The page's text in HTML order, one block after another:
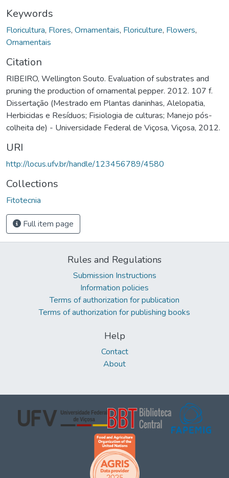
Keywords
Floricultura, Flores, Ornamentais, Floriculture, Flowers,
Ornamentais
Citation
RIBEIRO, Wellington Souto. Evaluation of substrates and
pruning the production of ornamental pepper. 2012. 107 f.
Dissertação (Mestrado em Plantas daninhas, Alelopatia,
Herbicidas e Resíduos; Fisiologia de culturas; Manejo pós-
colheita de) - Universidade Federal de Viçosa, Viçosa, 2012.
URI
http://locus.ufv.br/handle/123456789/4580
Collections
Fitotecnia
Full item page
Rules and Regulations
Submission Instructions
Information policies
Terms of authorization for publication
Terms of authorization for publishing books
Help
Contact
About